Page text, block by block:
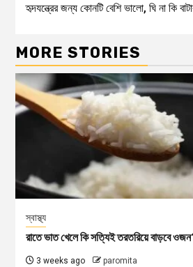
হৃদযন্ত্রের জন্য কোনটি বেশি ভালো, ঘি না কি
MORE STORIES
স্বাস্থ্য
রাতে ভাত খেলে কি সত্যিই তরতরিয়ে বাড়বে
3 weeks ago paromita